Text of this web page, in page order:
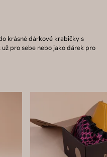
krásné dárkové krabičky s
pro sebe nebo jako dárek pro